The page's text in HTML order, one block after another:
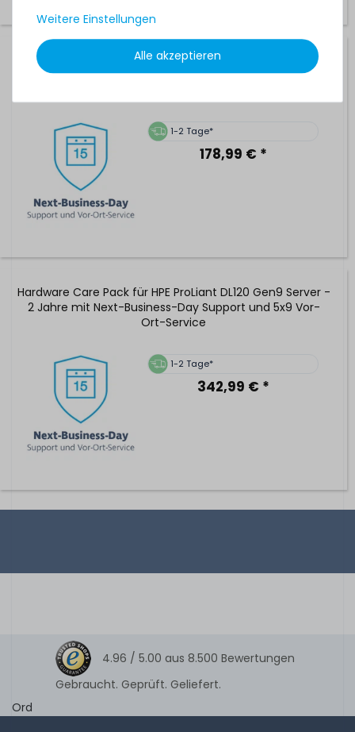
Hardware Care Pack für HPE ProLiant DL120 Gen9 Server -
1 Jahr mit Next-Business-Day Support und 5x9 Vor-Ort-
1-2 Tage*
178,99 € *
Hardware Care Pack für HPE ProLiant DL120 Gen9 Server -
2 Jahre mit Next-Business-Day Support und 5x9 Vor-
Ort-Service
1-2 Tage*
342,99 € *
4.96 / 5.00 aus 8.500 Bewertungen
Gebraucht. Geprüft. Geliefert.
Ord
Weitere Einstellungen
Alle akzeptieren